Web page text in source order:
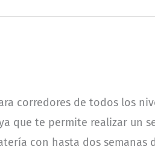
corredores de todos los
que te permite realizar un
con hasta dos semanas